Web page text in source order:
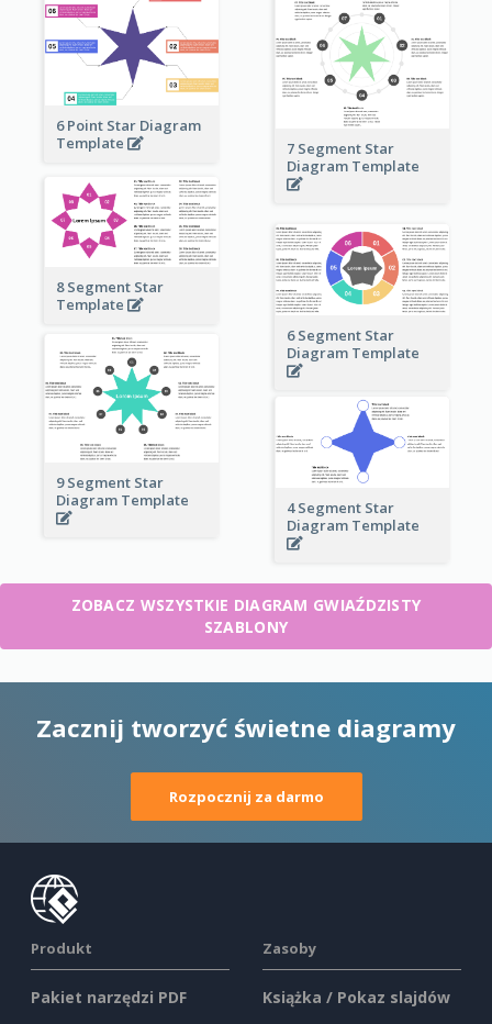
6 Point Star Diagram
Template
7 Segment Star
Diagram Template
8 Segment Star
Template
6 Segment Star
Diagram Template
9 Segment Star
Diagram Template
4 Segment Star
Diagram Template
ZOBACZ WSZYSTKIE DIAGRAM GWIAŹDZISTY
SZABLONY
Zacznij tworzyć świetne diagramy
Rozpocznij za darmo
Produkt
Pakiet narzędzi PDF
Zasoby
Książka / Pokaz slajdów